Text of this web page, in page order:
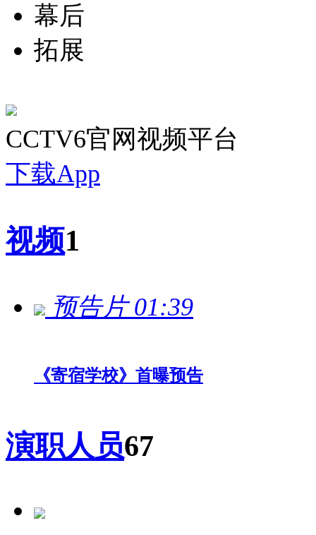
幕后
拓展
CCTV6官网视频平台
下载App
视频1
预告片 01:39
《寄宿学校》首曝预告
演职人员67